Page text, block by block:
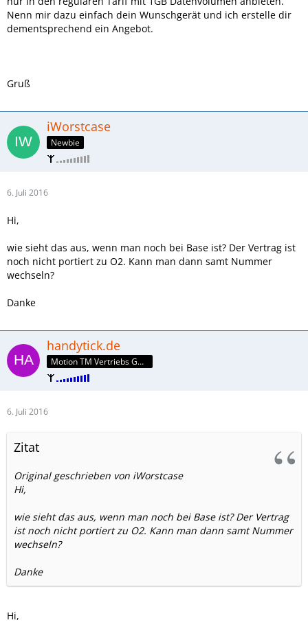
Nenn mir dazu einfach dein Wunschgerät und ich erstelle dir
dementsprechend ein Angebot.
Gruß
iWorstcase
Newbie
6. Juli 2016
Hi,
wie sieht das aus, wenn man noch bei Base ist? Der Vertrag ist
noch nicht portiert zu O2. Kann man dann samt Nummer
wechseln?
Danke
handytick.de
Motion TM Vertriebs GmbH
6. Juli 2016
Zitat
Original geschrieben von iWorstcase
Hi,
wie sieht das aus, wenn man noch bei Base ist? Der Vertrag
ist noch nicht portiert zu O2. Kann man dann samt Nummer
wechseln?
Danke
Hi,